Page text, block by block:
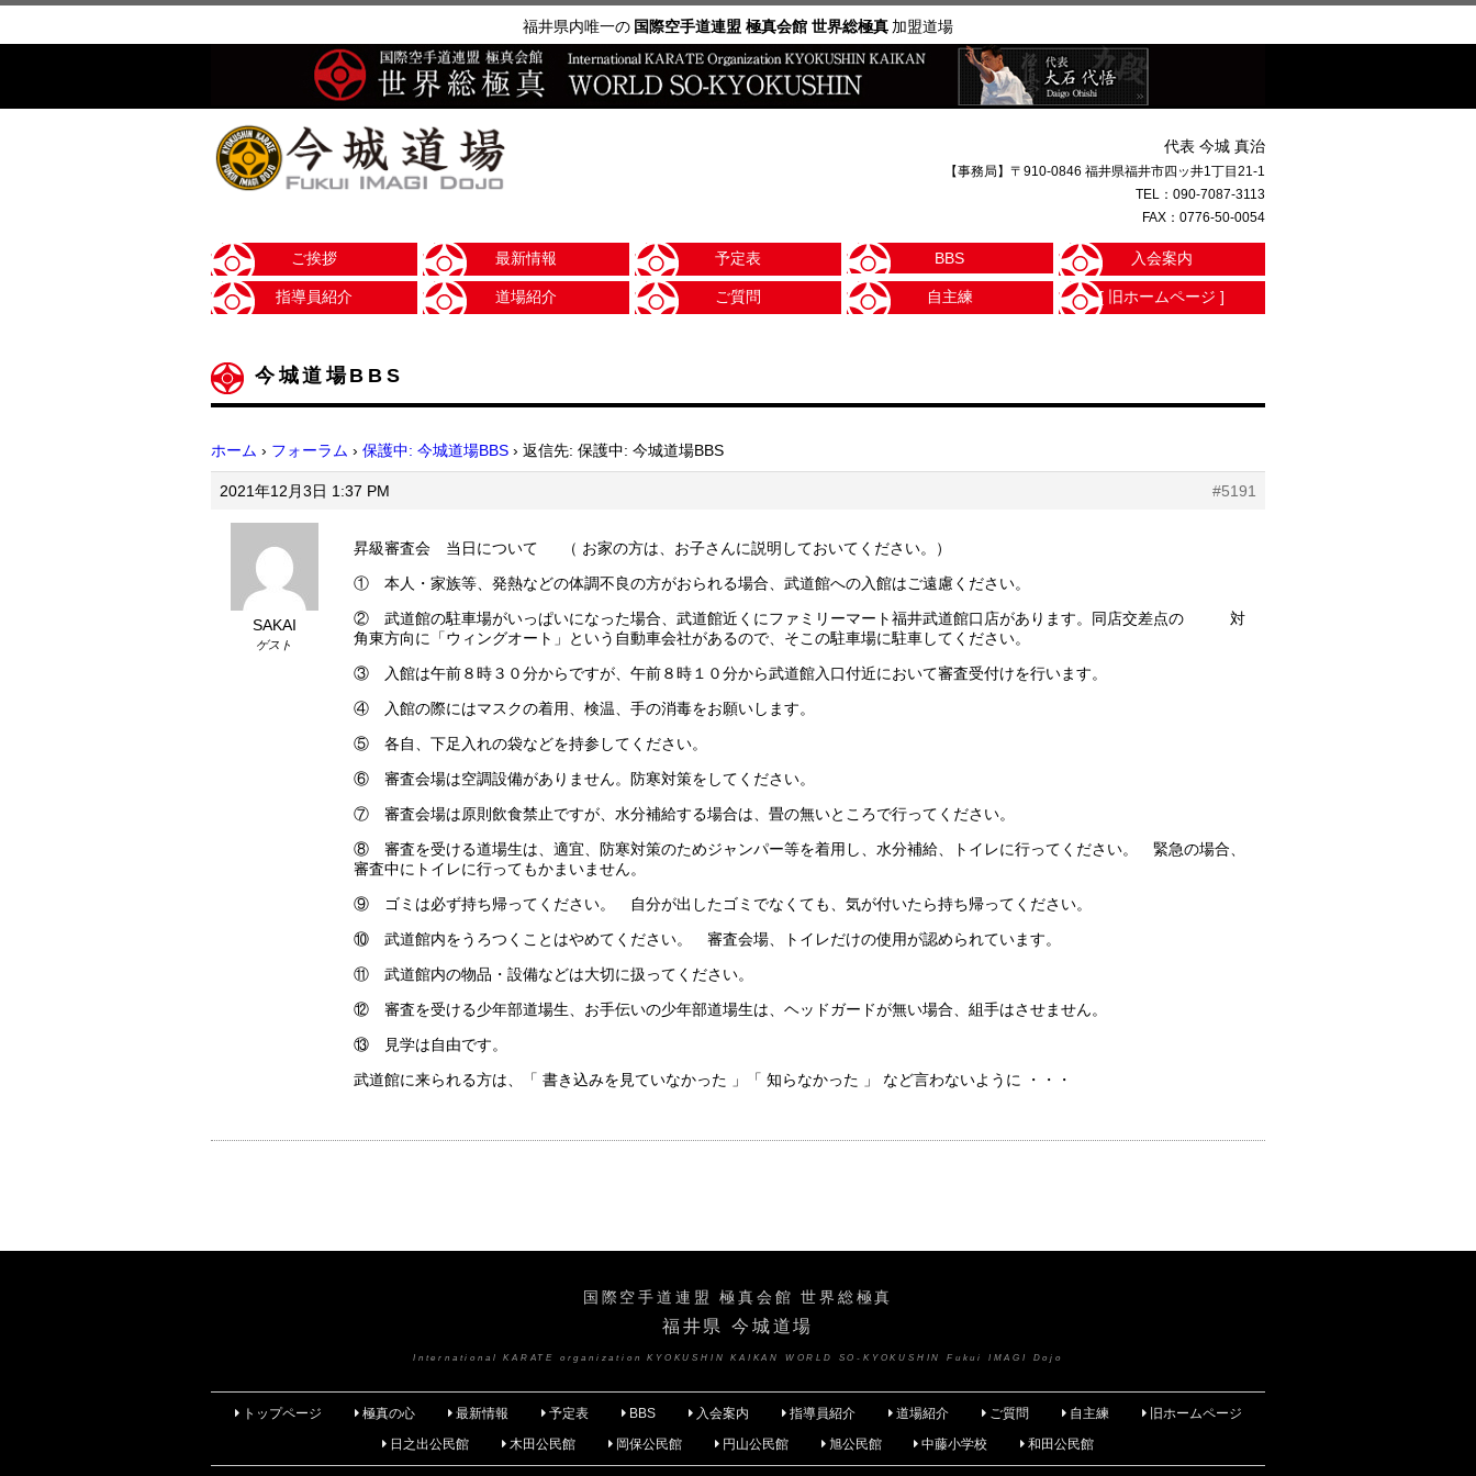
福井県内唯一の 国際空手道連盟 極真会館 世界総極真 加盟道場
代表 今城 真治
【事務局】〒910-0846 福井県福井市四ッ井1丁目21-1
TEL： 090-7087-3113
FAX：0776-50-0054
ご挨拶 最新情報 予定表 BBS 入会案内
指導員紹介 道場紹介 ご質問 自主練 [ 旧ホームページ ]
今城道場BBS
ホーム › フォーラム › 保護中: 今城道場BBS › 返信先: 保護中: 今城道場BBS
2021年12月3日 1:37 PM #5191
SAKAI
ゲスト
昇級審査会 当日について （ お家の方は、お子さんに説明しておいてください。）
① 本人・家族等、発熱などの体調不良の方がおられる場合、武道館への入館はご遠慮ください。
② 武道館の駐車場がいっぱいになった場合、武道館近くにファミリーマート福井武道館口店があります。同店交差点の 対
角東方向に「ウィングオート」という自動車会社があるので、そこの駐車場に駐車してください。
③ 入館は午前８時３０分からですが、午前８時１０分から武道館入口付近において審査受付けを行います。
④ 入館の際にはマスクの着用、検温、手の消毒をお願いします。
⑤ 各自、下足入れの袋などを持参してください。
⑥ 審査会場は空調設備がありません。防寒対策をしてください。
⑦ 審査会場は原則飲食禁止ですが、水分補給する場合は、畳の無いところで行ってください。
⑧ 審査を受ける道場生は、適宜、防寒対策のためジャンパー等を着用し、水分補給、トイレに行ってください。 緊急の場合、
審査中にトイレに行ってもかまいません。
⑨ ゴミは必ず持ち帰ってください。 自分が出したゴミでなくても、気が付いたら持ち帰ってください。
⑩ 武道館内をうろつくことはやめてください。 審査会場、トイレだけの使用が認められています。
⑪ 武道館内の物品・設備などは大切に扱ってください。
⑫ 審査を受ける少年部道場生、お手伝いの少年部道場生は、ヘッドガードが無い場合、組手はさせません。
⑬ 見学は自由です。
武道館に来られる方は、「 書き込みを見ていなかった 」「 知らなかった 」 など言わないように ・・・
国際空手道連盟 極真会館 世界総極真
福井県 今城道場
International KARATE organization KYOKUSHIN KAIKAN WORLD SO-KYOKUSHIN Fukui IMAGI Dojo
トップページ 極真の心 最新情報 予定表 BBS 入会案内 指導員紹介 道場紹介 ご質問 自主練
旧ホームページ
日之出公民館
木田公民館 岡保公民館 円山公民館 旭公民館 中藤小学校 和田公民館